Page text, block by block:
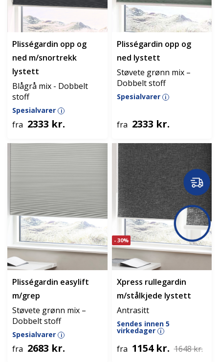
Plisségardin opp og
ned m/snortrekk
lystett
Blågrå mix - Dobbelt
stoff
Spesialvarer i
fra 2333 kr.
Plisségardin opp og
ned lystett
Støvete grønn mix –
Dobbelt stoff
Spesialvarer i
fra 2333 kr.
Plisségardin easylift
m/grep
Støvete grønn mix –
Dobbelt stoff
Spesialvarer i
fra 2683 kr.
- 30%
Xpress rullegardin
m/stålkjede lystett
Antrasitt
Sendes innen 5
virkedager i
fra 1154 kr. 1648 kr.